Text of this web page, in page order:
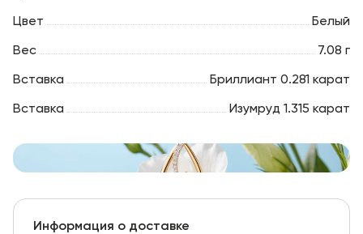
Цвет Белый
Вес 7.08 г
Вставка Бриллиант 0.281 карат
Вставка Изумруд 1.315 карат
Информация о доставке